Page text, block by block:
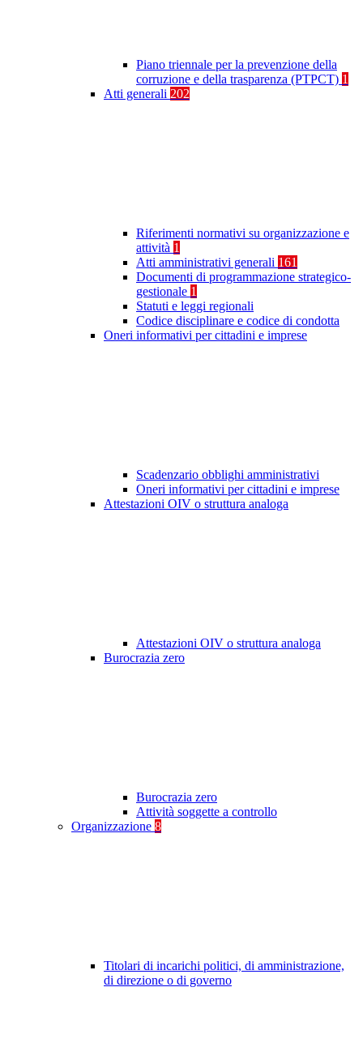
Piano triennale per la prevenzione della
corruzione e della trasparenza (PTPCT) 1
Atti generali 202
Riferimenti normativi su organizzazione e
attività 1
Atti amministrativi generali 161
Documenti di programmazione strategico-
gestionale 1
Statuti e leggi regionali
Codice disciplinare e codice di condotta
Oneri informativi per cittadini e imprese
Scadenzario obblighi amministrativi
Oneri informativi per cittadini e imprese
Attestazioni OIV o struttura analoga
Attestazioni OIV o struttura analoga
Burocrazia zero
Burocrazia zero
Attività soggette a controllo
Organizzazione 8
Titolari di incarichi politici, di amministrazione,
di direzione o di governo